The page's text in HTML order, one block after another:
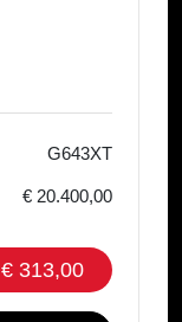
G643XT
€ 20.400,00
€ 313,00